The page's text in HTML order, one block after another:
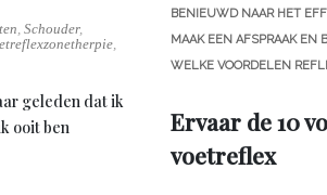
, Schouder,
,
geleden dat ik
ooit ben
BENIEUWD NAAR HET
MAAK EEN AFSPRAAK EN
WELKE VOORDELEN
Ervaar de 10
voetreflex